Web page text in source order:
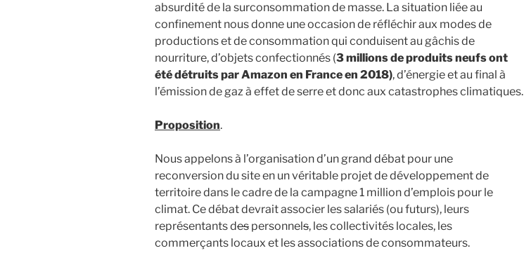
absurdité de la surconsommation de masse. La situation liée au
confinement nous donne une occasion de réfléchir aux modes de
productions et de consommation qui conduisent au gâchis de
nourriture, d’objets confectionnés (3 millions de produits neufs ont
été détruits par Amazon en France en 2018), d’énergie et au final à
l’émission de gaz à effet de serre et donc aux catastrophes climatiques.
Proposition.
Nous appelons à l’organisation d’un grand débat pour une
reconversion du site en un véritable projet de développement de
territoire dans le cadre de la campagne 1 million d’emplois pour le
climat. Ce débat devrait associer les salariés (ou futurs), leurs
représentants des personnels, les collectivités locales, les
commerçants locaux et les associations de consommateurs.